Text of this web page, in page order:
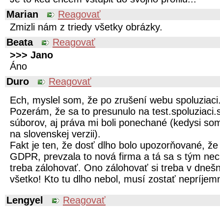
Marian
Reagovať
Zmizli nám z triedy všetky obrázky.
Beata
Reagovať
>>> Jano
Áno
Duro
Reagovať
Ech, myslel som, že po zrušení webu
Pozerám, že sa to presunulo na
súborov, aj práva mi boli ponechané (kedysi
na slovenskej verzii).
Fakt je ten, že dosť dlho bolo upozorňované,
GDPR, prevzala to nová firma a tá sa s tým
treba zálohovať. Ono zálohovať si treba v
všetko! Kto tu dlho nebol, musí zostať
Lengyel
Reagovať